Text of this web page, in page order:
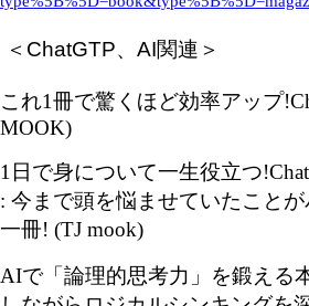
＜ChatGTP、AI関連＞
これ1冊で驚くほど効率アップ
MOOK)
1 日で身について一生役立つ
: 今まで頭を悩ませていたこと
一冊! (TJ mook)
AIで「論理的思考力」を鍛える